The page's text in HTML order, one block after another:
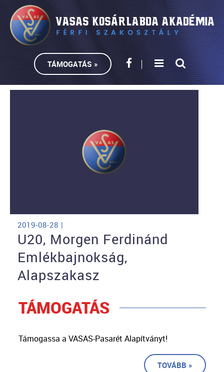
TÁMOGATÁS »
2019-08-28 |
U20, Morgen Ferdinánd
Emlékbajnokság,
Alapszakasz
TÁMOGATÁS
Támogassa a VASAS-Pasarét Alapítványt!
TOVÁBB »